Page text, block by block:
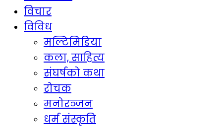
विचार
विविध
मल्टिमिडिया
कला, साहित्य
संघर्षको कथा
रोचक
मनोरञ्जन
धर्म संस्कृति